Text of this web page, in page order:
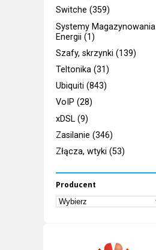
Switche (359)
Systemy Magazynowania
Energii (1)
Szafy, skrzynki (139)
Teltonika (31)
Ubiquiti (843)
VoIP (28)
xDSL (9)
Zasilanie (346)
Złącza, wtyki (53)
Producent